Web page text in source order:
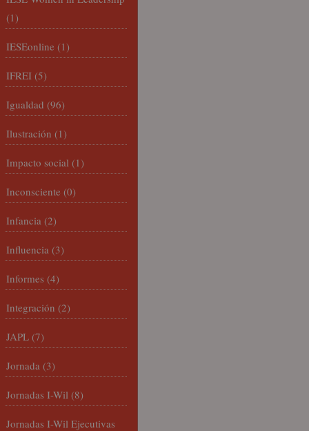
(1)
IESEonline (1)
IFREI (5)
Igualdad (96)
Ilustración (1)
Impacto social (1)
Inconsciente (0)
Infancia (2)
Influencia (3)
Informes (4)
Integración (2)
JAPL (7)
Jornada (3)
Jornadas I-Wil (8)
Jornadas I-Wil Ejecutivas